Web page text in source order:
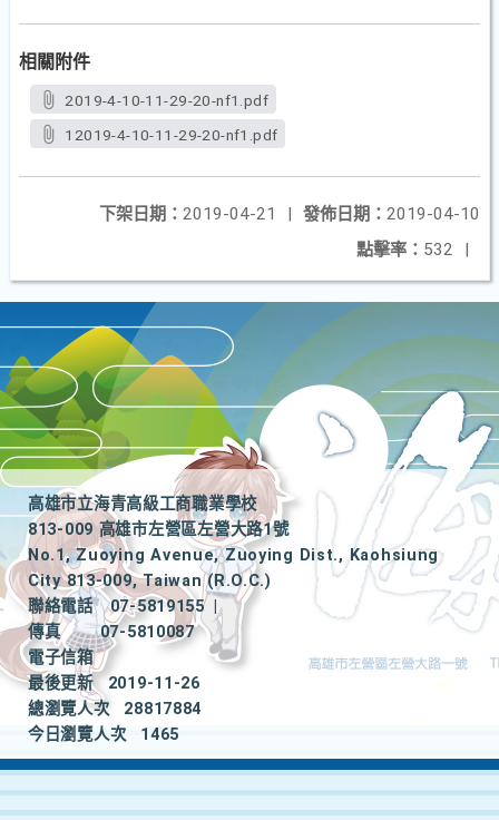
相關附件
2019-4-10-11-29-20-nf1.pdf
12019-4-10-11-29-20-nf1.pdf
發佈日期： 2019-04-10
下架日期： 2019-04-21
|
點擊率： 532 |
高雄市立海青高級工商職業學校
813-009 高雄市左營區左營大路1號
No.1, Zuoying Avenue, Zuoying Dist., Kaohsiung
City 813-009, Taiwan (R.O.C.)
聯絡電話
07-5819155
|
傳真
07-5810087
電子信箱
最後更新
2019-11-26
總瀏覽人次
28817884
今日瀏覽人次
1465